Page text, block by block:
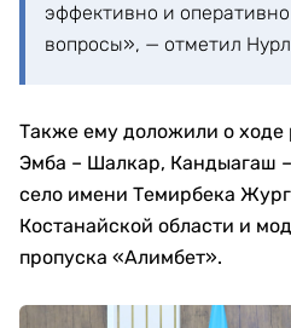
эффективно и
вопросы», — отметил
Также ему доложили о ходе
Эмба – Шалкар, Кандыагаш
село имени Темирбека
Костанайской области и
пропуска «Алимбет».